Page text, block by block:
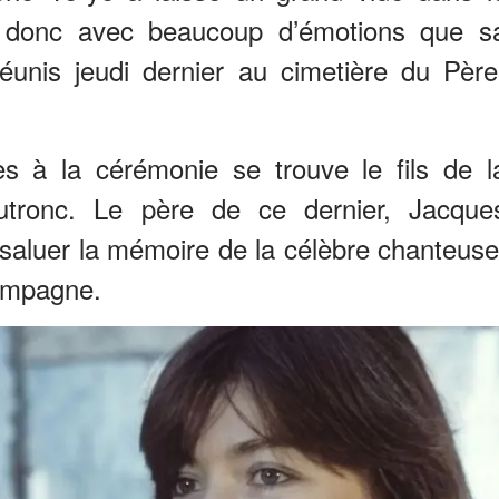
avec beaucoup d’émotions que
jeudi dernier au cimetière du
à la cérémonie se trouve le fils de
Le père de ce dernier,
la mémoire de la célèbre